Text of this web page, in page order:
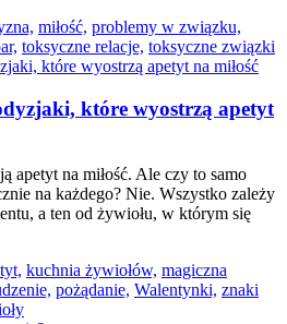
miłość, problemy w związku,
toksyczne relacje, toksyczne związki
które wyostrzą apetyt
apetyt na miłość. Ale czy to samo
na każdego? Nie. Wszystko zależy
a ten od żywiołu, w którym się
kuchnia żywiołów, magiczna
pożądanie, Walentynki, znaki